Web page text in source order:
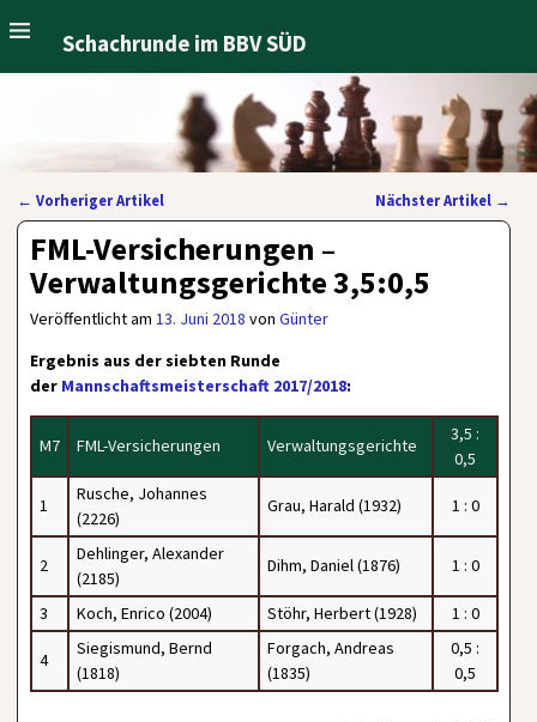
Schachrunde im BBV SÜD
Artikelnavigation
← Vorheriger Artikel Nächster Artikel →
FML-Versicherungen –
Verwaltungsgerichte 3,5:0,5
Veröffentlicht am13. Juni 2018 vonGünter
Ergebnis aus der siebten Runde
der Mannschaftsmeisterschaft 2017/2018:
M7 FML-Versicherungen Verwaltungsgerichte
3,5 :
0,5
1
Rusche, Johannes
(2226)
Grau, Harald (1932) 1 : 0
2
Dehlinger, Alexander
(2185)
Dihm, Daniel (1876) 1 : 0
3 Koch, Enrico (2004) Stöhr, Herbert (1928) 1 : 0
4
Siegismund, Bernd
(1818)
Forgach, Andreas
(1835)
0,5 :
0,5